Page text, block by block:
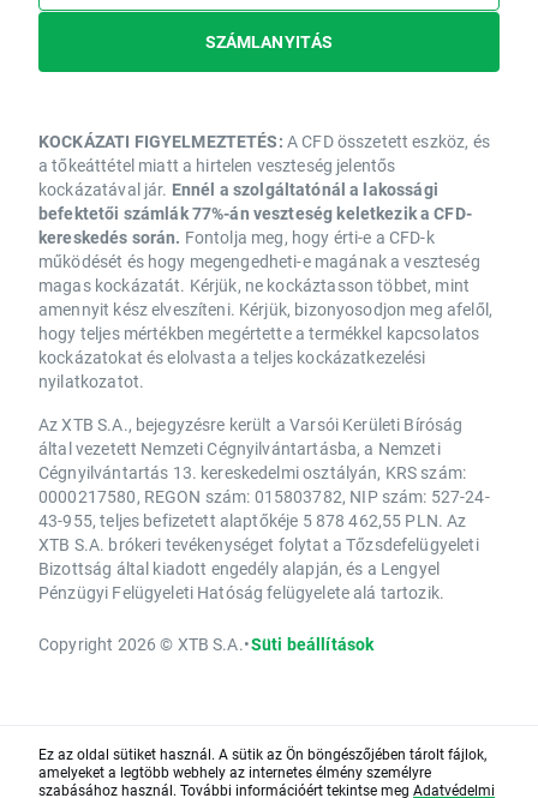
SZÁMLANYITÁS
KOCKÁZATI FIGYELMEZTETÉS: A CFD összetett eszköz, és
a tőkeáttétel miatt a hirtelen veszteség jelentős
kockázatával jár. Ennél a szolgáltatónál a lakossági
befektetői számlák 77%-án veszteség keletkezik a CFD-
kereskedés során. Fontolja meg, hogy érti-e a CFD-k
működését és hogy megengedheti-e magának a veszteség
magas kockázatát. Kérjük, ne kockáztasson többet, mint
amennyit kész elveszíteni. Kérjük, bizonyosodjon meg afelől,
hogy teljes mértékben megértette a termékkel kapcsolatos
kockázatokat és elolvasta a teljes kockázatkezelési
nyilatkozatot.
Az XTB S.A., bejegyzésre került a Varsói Kerületi Bíróság
által vezetett Nemzeti Cégnyilvántartásba, a Nemzeti
Cégnyilvántartás 13. kereskedelmi osztályán, KRS szám:
0000217580, REGON szám: 015803782, NIP szám: 527-24-
43-955, teljes befizetett alaptőkéje 5 878 462,55 PLN. Az
XTB S.A. brókeri tevékenységet folytat a Tőzsdefelügyeleti
Bizottság által kiadott engedély alapján, és a Lengyel
Pénzügyi Felügyeleti Hatóság felügyelete alá tartozik.
Copyright 2026 © XTB S.A.•Süti beállítások
Ez az oldal sütiket használ. A sütik az Ön böngészőjében tárolt fájlok,
amelyeket a legtöbb webhely az internetes élmény személyre
szabásához használ. További információért tekintse meg Adatvédelmi